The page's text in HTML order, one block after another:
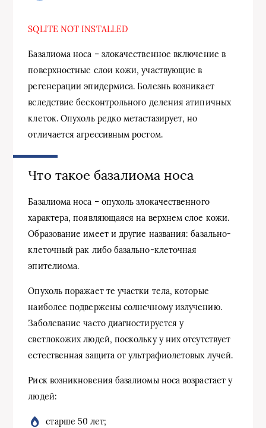
SQLITE NOT INSTALLED
Базалиома носа – злокачественное включение в
поверхностные слои кожи, участвующие в
регенерации эпидермиса. Болезнь возникает
вследствие бесконтрольного деления атипичных
клеток. Опухоль редко метастазирует, но
отличается агрессивным ростом.
Что такое базалиома носа
Базалиома носа – опухоль злокачественного
характера, появляющаяся на верхнем слое кожи.
Образование имеет и другие названия: базально-
клеточный рак либо базально-клеточная
эпителиома.
Опухоль поражает те участки тела, которые
наиболее подвержены солнечному излучению.
Заболевание часто диагностируется у
светлокожих людей, поскольку у них отсутствует
естественная защита от ультрафиолетовых лучей.
Риск возникновения базалиомы носа возрастает у
людей:
старше 50 лет;